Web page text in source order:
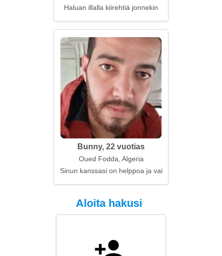
Haluan illalla kiirehtiä jonnekin
Bunny, 22 vuotias
Oued Fodda, Algeria
Sinun kanssasi on helppoa ja vaikeaa samaan
Aloita hakusi